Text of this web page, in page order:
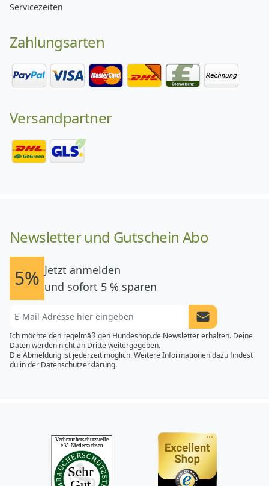
Servicezeiten
Zahlungsarten
Versandpartner
Newsletter und Gutschein Abo
5% Jetzt anmelden
und sofort 5 % sparen
Newsletter
Ich möchte den regelmäßigen Hundeshop.de Newsletter erhalten. Deine
Daten werden nicht an Dritte weitergegeben.
Die Abmeldung ist jederzeit möglich. Weitere Informationen dazu findest
du in der Datenschutzerklärung.